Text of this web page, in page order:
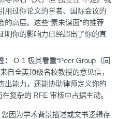
用过你论文的学者、国际会议的
的高层。这些“素未谋面”的推荐
明你的影响力已经超出了你的直
O-1 极其看重“Peer Group（同
自全美顶级名校教授的意见信，
出能力，还能协助律师定义你的
在复杂的 RFE 审核中占据主动。
因为学术背景描述或文书逻辑存